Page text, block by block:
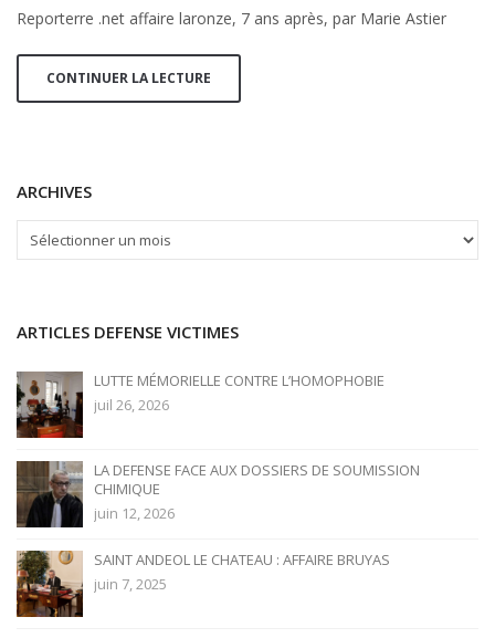
Reporterre .net affaire laronze, 7 ans après, par Marie Astier
CONTINUER LA LECTURE
ARCHIVES
ARCHIVES
ARTICLES DEFENSE VICTIMES
LUTTE MÉMORIELLE CONTRE L’HOMOPHOBIE
juil 26, 2026
LA DEFENSE FACE AUX DOSSIERS DE SOUMISSION
CHIMIQUE
juin 12, 2026
SAINT ANDEOL LE CHATEAU : AFFAIRE BRUYAS
juin 7, 2025